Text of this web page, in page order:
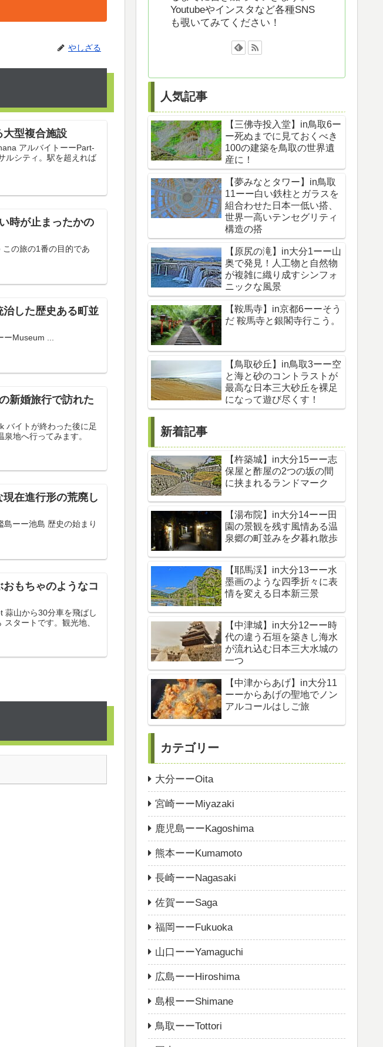
やしざる
大型複合施設
アルバイトーーPart-
ルシティ。駅を超えれば
時が止まったかの
の旅の1番の目的であ
治した歴史ある町並
Museum ...
新婚旅行で訪れた
バイトが終わった後に足
泉地へ行ってみます。
在進行形の荒廃し
ーー池島 歴史の始まり
もちゃのようなコ
山から30分車を飛ばし
タートです。観光地、
Youtubeやインスタなど各種SNS
も覗いてみてください！
人気記事
【三佛寺投入堂】in鳥取6ー
ー死ぬまでに見ておくべき
100の建築を鳥取の世界遺
産に！
【夢みなとタワー】in鳥取
11ーー白い鉄柱とガラスを
組合わせた日本一低い搭、
世界一高いテンセグリティ
構造の搭
【原尻の滝】in大分1ーー山
奥で発見！人工物と自然物
が複雑に織り成すシンフォ
ニックな風景
【鞍馬寺】in京都6ーーそう
だ 鞍馬寺と銀閣寺行こう。
【鳥取砂丘】in鳥取3ーー空
と海と砂のコントラストが
最高な日本三大砂丘を裸足
になって遊び尽くす！
新着記事
【杵築城】in大分15ーー志
保屋と酢屋の2つの坂の間
に挟まれるランドマーク
【湯布院】in大分14ーー田
園の景観を残す風情ある温
泉郷の町並みを夕暮れ散歩
【耶馬渓】in大分13ーー水
墨画のような四季折々に表
情を変える日本新三景
【中津城】in大分12ーー時
代の違う石垣を築きし海水
が流れ込む日本三大水城の
一つ
【中津からあげ】in大分11
ーーからあげの聖地でノン
アルコールはしご旅
カテゴリー
大分ーーOita
宮崎ーーMiyazaki
鹿児島ーーKagoshima
熊本ーーKumamoto
長崎ーーNagasaki
佐賀ーーSaga
福岡ーーFukuoka
山口ーーYamaguchi
広島ーーHiroshima
島根ーーShimane
鳥取ーーTottori